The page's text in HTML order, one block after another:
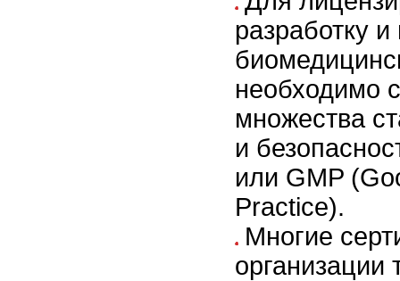
разработку
необходимо
множества
и
или GMP
Practice).
Многие
организации